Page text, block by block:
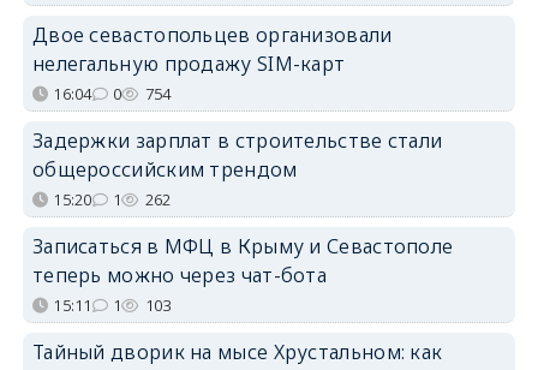
Двое севастопольцев организовали
нелегальную продажу SIM-карт
16:04 0 754
Задержки зарплат в строительстве стали
общероссийским трендом
15:20 1 262
Записаться в МФЦ в Крыму и Севастополе
теперь можно через чат-бота
15:11 1 103
Тайный дворик на мысе Хрустальном: как